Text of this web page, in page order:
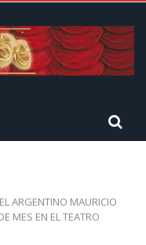
ARGENTINO MAURICIO
MES EN EL TEATRO